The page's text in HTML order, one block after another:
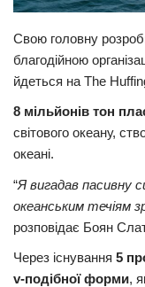
Наука
Технології
Історії
Здоров’я
Події
Курйози
Свою головну
благодійною
йдеться на The
8 мільйонів тон
світового океану,
океані.
“Я вигадав пасивну
океанським течіям
розповідає Боян
Через існування 5
v-подібної форми,